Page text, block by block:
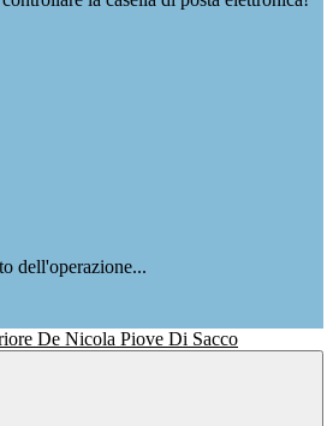
dell'operazione...